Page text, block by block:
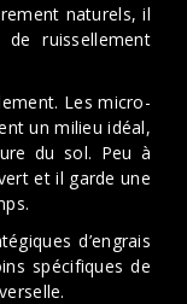
naturels, il
ruissellement
Les micro-
un milieu idéal,
du sol. Peu à
et il garde une
d’engrais
spécifiques de